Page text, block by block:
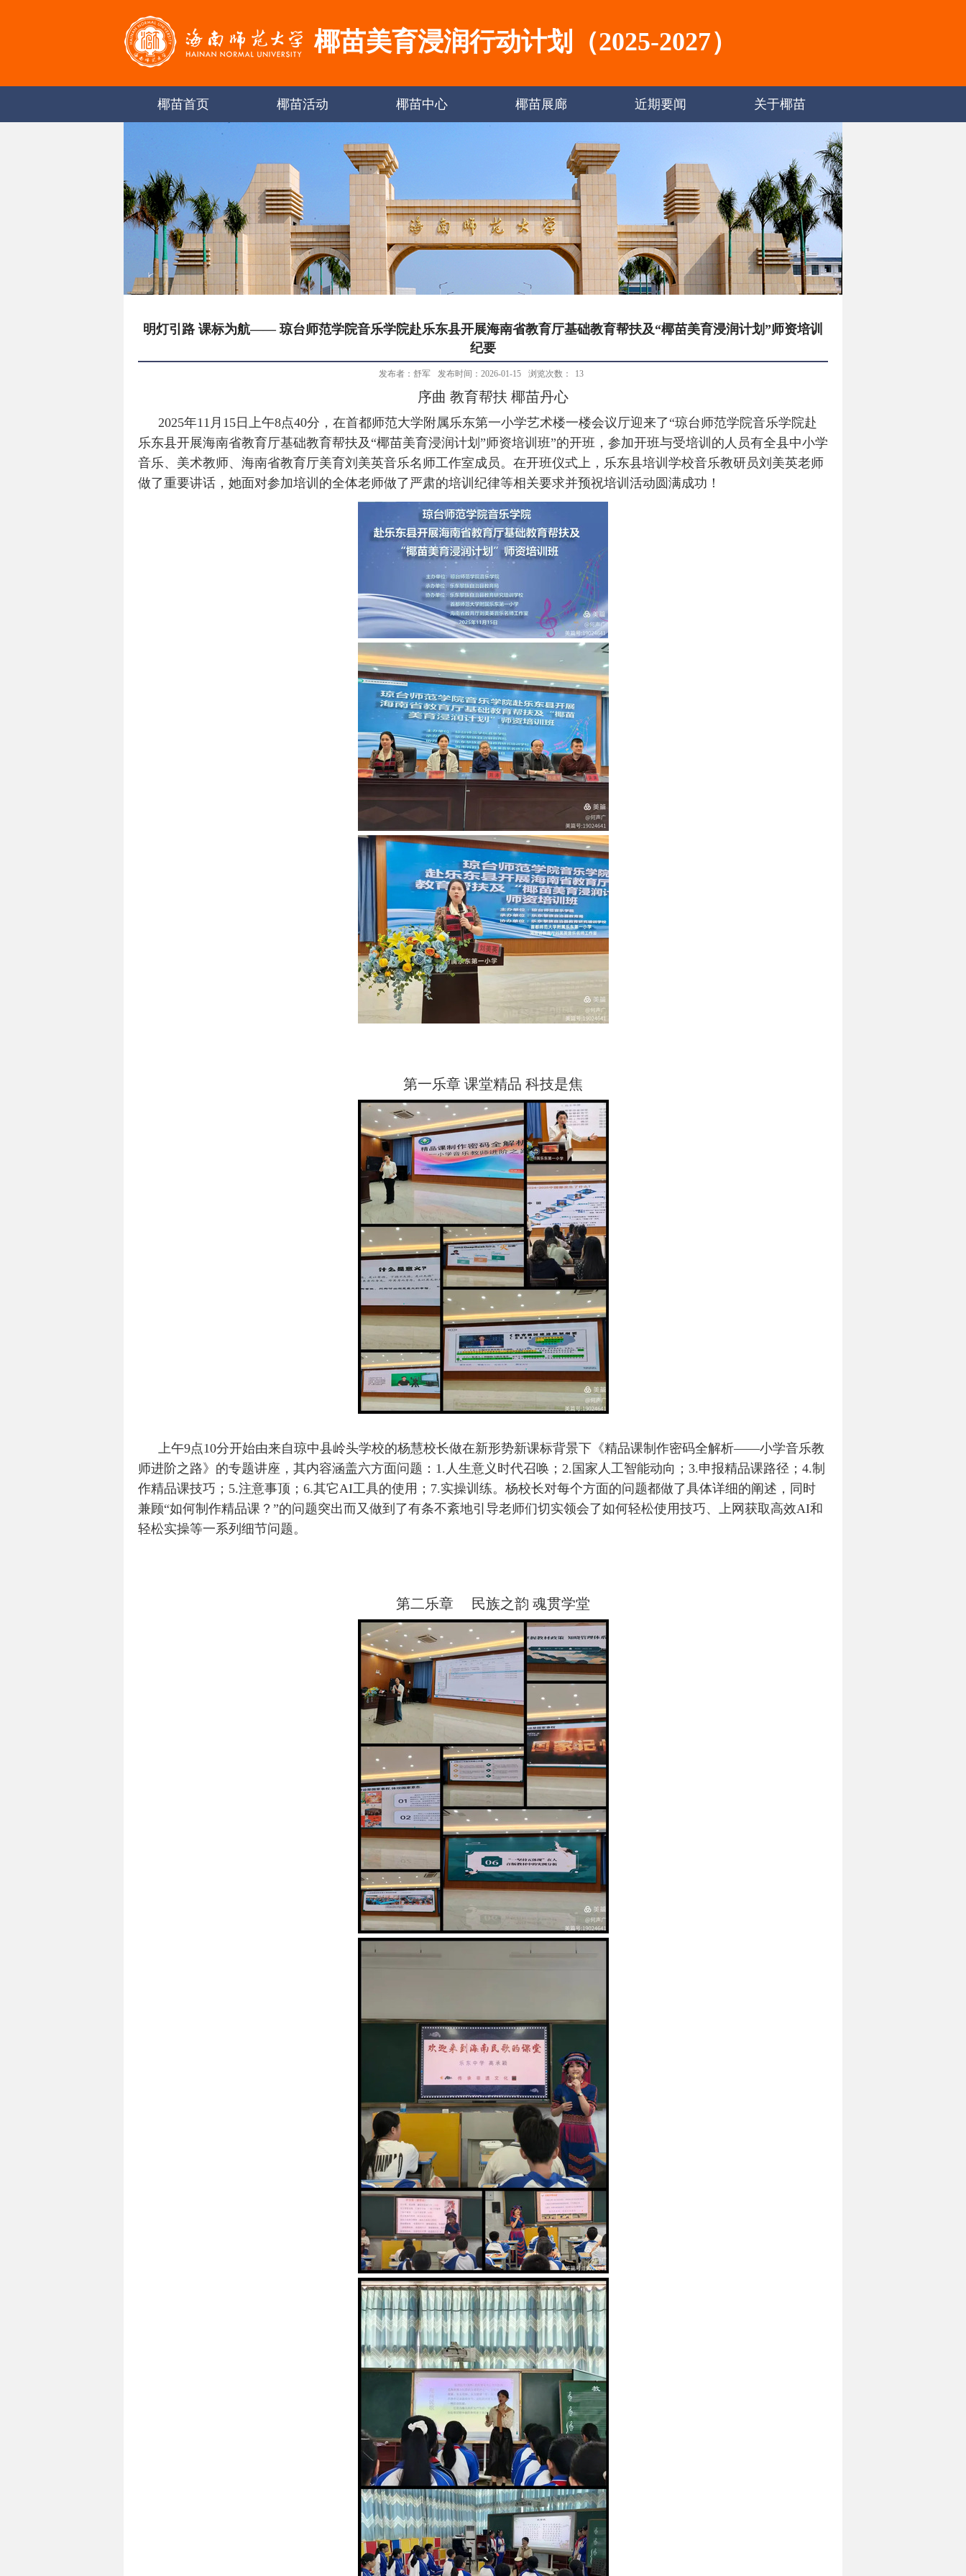
椰苗美育浸润行动计划（2025-2027）
椰苗首页 椰苗活动 椰苗中心 椰苗展廊 近期要闻 关于椰苗
明灯引路 课标为航—— 琼台师范学院音乐学院赴乐东县开展海南省教育厅基础教育帮扶及“椰苗美育浸润计划”师资培训
纪要
发布者：舒军 发布时间：2026-01-15 浏览次数： 13
序曲 教育帮扶 椰苗丹心
2025年11月15日上午8点40分，在首都师范大学附属乐东第一小学艺术楼一楼会议厅迎来了“琼台师范学院音乐学院赴
乐东县开展海南省教育厅基础教育帮扶及“椰苗美育浸润计划”师资培训班”的开班，参加开班与受培训的人员有全县中小学
音乐、美术教师、海南省教育厅美育刘美英音乐名师工作室成员。在开班仪式上，乐东县培训学校音乐教研员刘美英老师
做了重要讲话，她面对参加培训的全体老师做了严肃的培训纪律等相关要求并预祝培训活动圆满成功！
第一乐章 课堂精品 科技是焦
上午9点10分开始由来自琼中县岭头学校的杨慧校长做在新形势新课标背景下《精品课制作密码全解析——小学音乐教
师进阶之路》的专题讲座，其内容涵盖六方面问题：1.人生意义时代召唤；2.国家人工智能动向；3.申报精品课路径；4.制
作精品课技巧；5.注意事顶；6.其它AI工具的使用；7.实操训练。杨校长对每个方面的问题都做了具体详细的阐述，同时
兼顾“如何制作精品课？”的问题突出而又做到了有条不紊地引导老师们切实领会了如何轻松使用技巧、上网获取高效AI和
轻松实操等一系列细节问题。
第二乐章 民族之韵 魂贯学堂